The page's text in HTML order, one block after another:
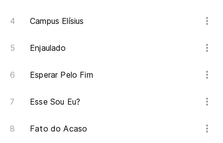
Campus Elísius
Enjaulado
Esperar Pelo Fim
Esse Sou Eu?
Fato do Acaso